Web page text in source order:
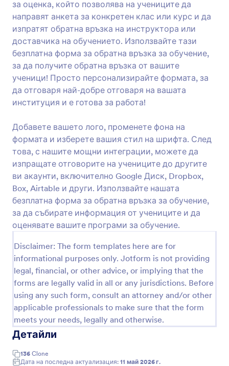
за оценка, който позволява на учениците да
направят анкета за конкретен клас или курс и да
изпратят обратна връзка на инструктора или
доставчика на обучението. Използвайте тази
безплатна форма за обратна връзка за обучение,
за да получите обратна връзка от вашите
ученици! Просто персонализирайте формата, за
да отговаря най-добре отговаря на вашата
институция и е готова за работа!
Добавете вашето лого, променете фона на
формата и изберете вашия стил на шрифта. След
това, с нашите мощни интеграции, можете да
изпращате отговорите на учениците до другите
ви акаунти, включително Google Диск, Dropbox,
Box, Airtable и други. Използвайте нашата
безплатна форма за обратна връзка за обучение,
за да събирате информация от учениците и да
оценявате вашите програми за обучение.
Disclaimer: The form templates here are for
informational purposes only. Jotform is not providing
legal, financial, or other advice, or implying that the
forms are legally valid in all or any jurisdictions. Before
using any such form, consult an attorney and/or other
applicable professionals to make sure that the form
meets your needs, legally and otherwise.
Детайли
136 Clone
Дата на последна актуализация: 11 май 2026 г.
Преглед
Форма за обратна връзка
Искате ли да получите обратна връзка от
клиентите си? Можете да използвате този
шаблон на форма за обратна връзка. Този
формат за обратна връзка е прост и лесен за
използване. Използвайки този образец на
форма за обратна връзка, вашите клиенти
могат да посочат типа обратна връзка, като
коментари, предложения или въпроси и да
Go to Category:
Форми за обратна връзка
Използвайте шаблон
Преглед